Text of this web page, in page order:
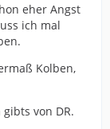
eher Angst
ich mal
Kolben,
von DR.